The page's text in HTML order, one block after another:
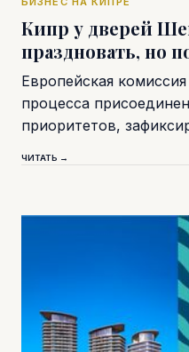
Кипр у дверей
праздновать, но
Европейская
процесса
приоритетов,
ЧИТАТЬ →